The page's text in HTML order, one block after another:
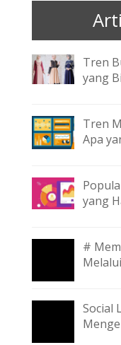
Tren
yang
Tren
Apa
yang
#
Social